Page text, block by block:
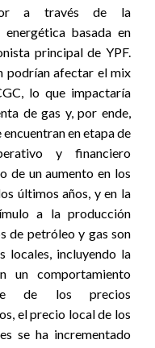
a través de la
basada en
principal de YPF.
podrían afectar el mix
lo que impactaría
de gas y, por ende,
encuentran en etapa de
y financiero
de un aumento en los
últimos años, y en la
a la producción
de petróleo y gas son
locales, incluyendo la
un comportamiento
de los precios
el precio local de los
se ha incrementado